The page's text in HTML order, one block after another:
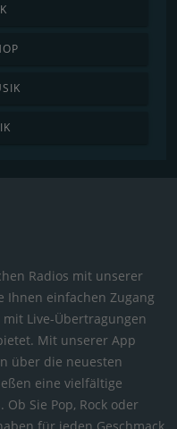
Radios mit unserer
Ihnen einfachen Zugang
Live-Übertragungen
Mit unserer App
über die neuesten
eine vielfältige
Sie Pop, Rock oder